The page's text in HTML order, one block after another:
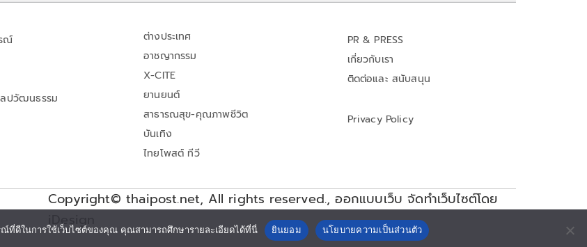
ณ์
ปวัฒนธรรม
ต่างประเทศ
อาชญากรรม
X-CITE
ยานยนต์
สาธารณสุข-คุณภาพชีวิต
บันเทิง
ไทยโพสต์ ทีวี
PR & PRESS
เกี่ยวกับเรา
ติดต่อและ สนับสนุน
Privacy Policy
Copyright© thaipost.net, All rights reserved.,ออกแบบเว็บ จัดทำเว็บไซต์โดย
iDesign
ที่ดีในการใช้เว็บไซต์ของคุณ คุณสามารถศึกษารายละเอียดได้ที่นี่ ยินยอม นโยบายความเป็นส่วนตัว